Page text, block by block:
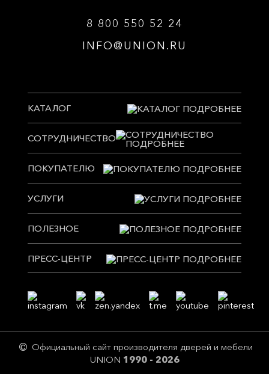
8 800 550 52 24
INFO@UNION.RU
КАТАЛОГ
СОТРУДНИЧЕСТВО
ПОКУПАТЕЛЮ
УСЛУГИ
ПОЛЕЗНОЕ
ПРЕСС-ЦЕНТР
Официальный сайт производителя дверей и мебели
UNION 1990 - 2026